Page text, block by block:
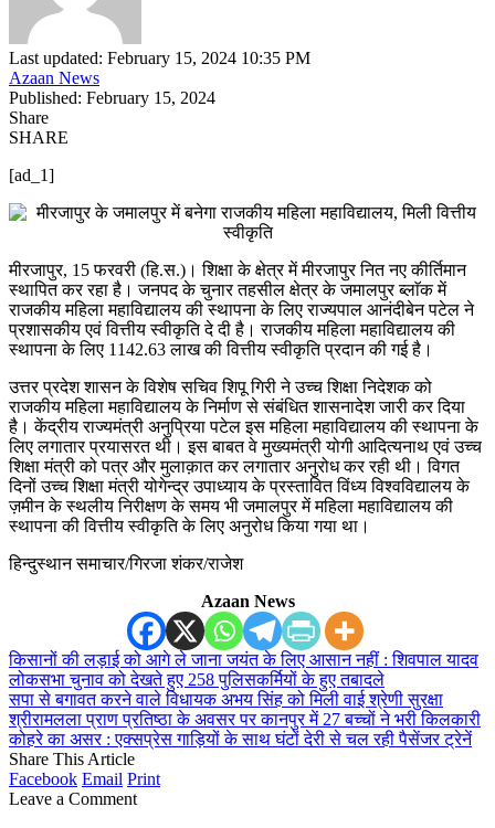
Last updated: February 15, 2024 10:35 PM
Azaan News
Published: February 15, 2024
Share
SHARE
[ad_1]
मीरजापुर, 15 फरवरी (हि.स.)। शिक्षा के क्षेत्र में मीरजापुर नित नए कीर्तिमान
स्थापित कर रहा है। जनपद के चुनार तहसील क्षेत्र के जमालपुर ब्लाॅक में
राजकीय महिला महाविद्यालय की स्थापना के लिए राज्यपाल आनंदीबेन पटेल ने
प्रशासकीय एवं वित्तीय स्वीकृति दे दी है। राजकीय महिला महाविद्यालय की
स्थापना के लिए 1142.63 लाख की वित्तीय स्वीकृति प्रदान की गई है।
उत्तर प्रदेश शासन के विशेष सचिव शिपू गिरी ने उच्च शिक्षा निदेशक को
राजकीय महिला महाविद्यालय के निर्माण से संबंधित शासनादेश जारी कर दिया
है। केंद्रीय राज्यमंत्री अनुप्रिया पटेल इस महिला महाविद्यालय की स्थापना के
लिए लगातार प्रयासरत थी। इस बाबत वे मुख्यमंत्री योगी आदित्यनाथ एवं उच्च
शिक्षा मंत्री को पत्र और मुलाक़ात कर लगातार अनुरोध कर रही थी। विगत
दिनों उच्च शिक्षा मंत्री योगेन्द्र उपाध्याय के प्रस्तावित विंध्य विश्वविद्यालय के
ज़मीन के स्थलीय निरीक्षण के समय भी जमालपुर में महिला महाविद्यालय की
स्थापना की वित्तीय स्वीकृति के लिए अनुरोध किया गया था।
हिन्दुस्थान समाचार/गिरजा शंकर/राजेश
Azaan News
किसानों की लड़ाई को आगे ले जाना जयंत के लिए आसान नहीं : शिवपाल यादव
लोकसभा चुनाव को देखते हुए 258 पुलिसकर्मियों के हुए तबादले
सपा से बगावत करने वाले विधायक अभय सिंह को मिली वाई श्रेणी सुरक्षा
श्रीरामलला प्राण प्रतिष्ठा के अवसर पर कानपुर में 27 बच्चों ने भरी किलकारी
कोहरे का असर : एक्सप्रेस गाड़ियों के साथ घंटों देरी से चल रही पैसेंजर ट्रेनें
Share This Article
Facebook Email Print
Leave a Comment